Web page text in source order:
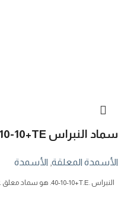
سماد النبراس 10+TE
الأسمدة المعلقة الأسمدة
النبراس 40-10-10+T.E.. هو سماد معلق